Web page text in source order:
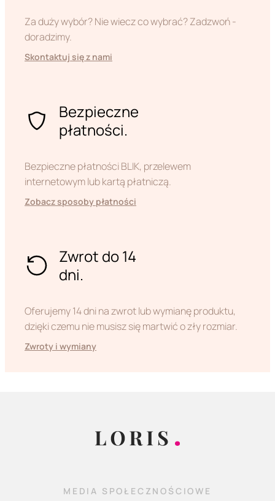
Za duży wybór? Nie wiecz co wybrać? Zadzwoń -
doradzimy.
Skontaktuj się z nami
Bezpieczne
płatności.
Bezpieczne płatności BLIK, przelewem
internetowym lub kartą płatniczą.
Zobacz sposoby płatności
Zwrot do 14
dni.
Oferujemy 14 dni na zwrot lub wymianę produktu,
dzięki czemu nie musisz się martwić o zły rozmiar.
Zwroty i wymiany
MEDIA SPOŁECZNOŚCIOWE